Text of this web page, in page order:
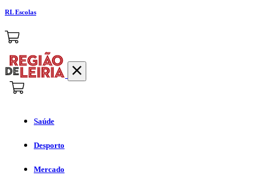
RL Escolas
Saúde
Desporto
Mercado